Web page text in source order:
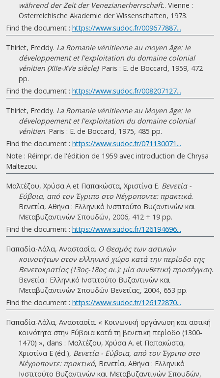
während der Zeit der Venezianerherrschaft.. Vienne :
Österreichische Akademie der Wissenschaften, 1973.
Find the document : https://www.sudoc.fr/009677887...
Thiriet, Freddy. La Romanie vénitienne au moyen âge: le
développement et l'exploitation du domaine colonial
vénitien (XIIe-XVe siècle). Paris : E. de Boccard, 1959, 472
pp.
Find the document : https://www.sudoc.fr/008207127...
Thiriet, Freddy. La Romanie vénitienne au Moyen âge: le
développement et l'exploitation du domaine colonial
vénitien. Paris : E. de Boccard, 1975, 485 pp.
Find the document : https://www.sudoc.fr/071130071...
Note : Réimpr. de l'édition de 1959 avec introduction de Chrysa
Maltezou.
Μαλτέζου, Χρύσα Α et Παπακώστα, Χριστίνα Ε. Βενετία -
Εύβοια, από τον Έγριπο στο Νέγροποντε: πρακτικά.
Βενετία, Αθήνα : Ελληνικό Ινστιτούτο Βυζαντινών και
Μεταβυζαντινών Σπουδών, 2006, 412 + 19 pp.
Find the document : https://www.sudoc.fr/126194696...
Παπαδία-Λάλα, Αναστασία. Ο Θεσμός των αστικών
κοινοτήτων στον ελληνικό χώρο κατά την περίοδο της
Βενετοκρατίας (13ος-18ος αι.): μία συνθετική προσέγγιση.
Βενετία : Ελληνικό Ινστιτούτο Βυζαντινών και
Μεταβυζαντινών Σπουδών Βενετίας, 2004, 653 pp.
Find the document : https://www.sudoc.fr/126172870...
Παπαδία-Λάλα, Αναστασία. « Κοινωνική οργάνωση και αστική
κοινότητα στην Εύβοια κατά τη βενετική περίοδο (1300-
1470) », dans : Μαλτέζου, Χρύσα Α. et Παπακώστα,
Χριστίνα Ε (éd.), Βενετία - Εύβοια, από τον Έγριπο στο
Νέγροποντε: πρακτικά, Βενετία, Αθήνα : Ελληνικό
Ινστιτούτο Βυζαντινών και Μεταβυζαντινών Σπουδών,